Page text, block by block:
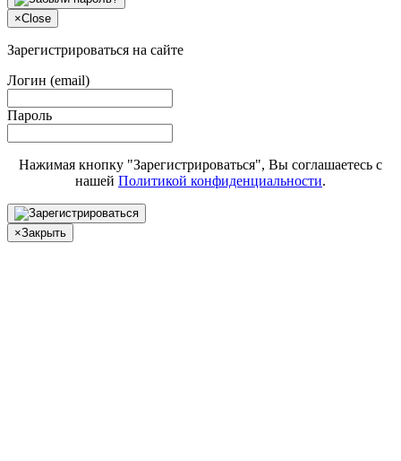
×Close
Зарегистрироваться на сайте
Логин (email)
Пароль
Нажимая кнопку "Зарегистрироваться", Вы соглашаетесь с
нашей Политикой конфиденциальности.
×Закрыть